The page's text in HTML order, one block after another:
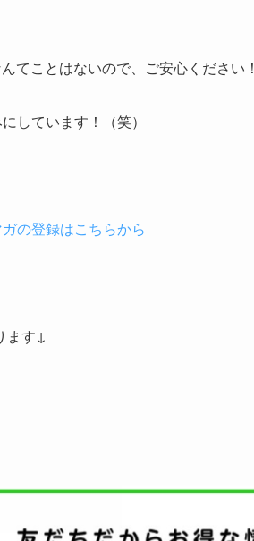
てことはないので、ご安心ください！
しています！（笑）
の登録はこちらから
ます↓